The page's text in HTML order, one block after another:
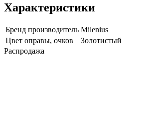
Характеристики
Бренд производитель Milenius
Цвет оправы, очков
Золотистый
Распродажа